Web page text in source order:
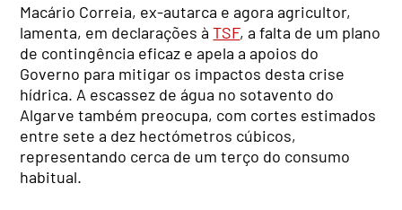
Macário Correia, ex-autarca e agora agricultor,
lamenta, em declarações àTSF, a falta de um plano
de contingência eficaz e apela a apoios do
Governo para mitigar os impactos desta crise
hídrica. A escassez de água no sotavento do
Algarve também preocupa, com cortes estimados
entre sete a dez hectómetros cúbicos,
representando cerca de um terço do consumo
habitual.